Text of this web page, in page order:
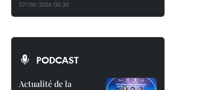
07/08/2026 00:30
PODCAST
Actualité de la